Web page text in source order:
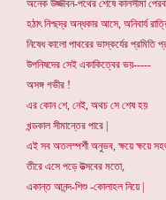
অনেক উজ্জীবন-পথের শেষে কালসীমা
হঠাৎ নিশ্ছদ্র অন্ধকার আসে, অনিবার্য
নিষেধ কালো পাথরের ভাস্কর্যের প্রমিতি
উপনিষদের সেই একাকিত্বের ভয়-----
অসঙ্গ গভীর !
এর কোন শে, নেই, অথচ সে শেষ হয়
খন্ডকাল সীমান্তের পারে |
এই সব অতলস্পর্শী অনুভব, ক্ষয়ে ক্ষয়ে
তীরে এসে পড়ে উত্সবের মতো,
একান্ত আনন্দ-শিশু -কোলাহল নিয়ে |